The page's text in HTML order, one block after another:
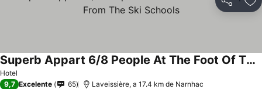
Partilhar
Hotel
Superb Appart 6/8 People At The Foot Of The Slopes From The Ski Schools
Ver preços
9,7 Excelente 65 Laveissière, a 17.4 km de Narnhac